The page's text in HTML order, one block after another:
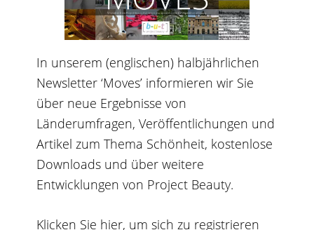
In unserem (englischen) halbjährlichen
Newsletter ‘Moves’ informieren wir Sie
über neue Ergebnisse von
Länderumfragen, Veröffentlichungen und
Artikel zum Thema Schönheit, kostenlose
Downloads und über weitere
Entwicklungen von Project Beauty.
Klicken Sie hier, um sich zu registrieren